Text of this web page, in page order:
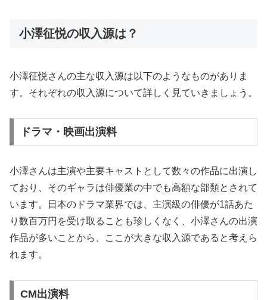
小澤征悦の収入源は？
小澤征悦さんの主な収入源は以下のようなものがありま
す。それぞれの収入源について詳しく見ていきましょう。
ドラマ・映画出演料
小澤さんは主演や主要キャストとして数々の作品に出演し
ており、そのギャラは俳優業の中でも高額な部類とされて
います。日本のドラマ業界では、主演級の俳優が1話あた
り数百万円を受け取ることも珍しくなく、小澤さんの出演
作品が多いことから、ここが大きな収入源であると考えら
れます。
CM出演料